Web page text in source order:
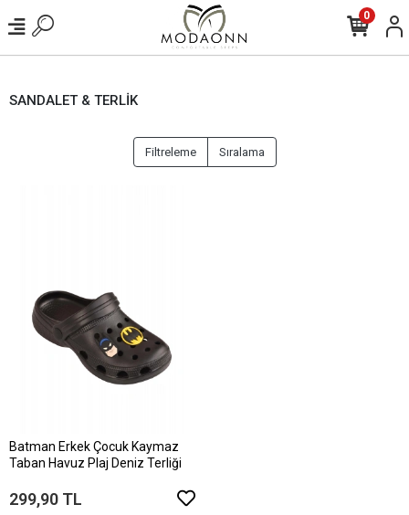
0
SANDALET & TERLİK
Filtreleme Sıralama
Batman Erkek Çocuk Kaymaz
Taban Havuz Plaj Deniz Terliği
299,90 TL